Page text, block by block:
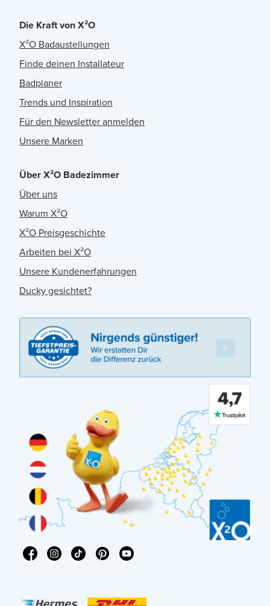
Die Kraft von X²O
X²O Badaustellungen
Finde deinen Installateur
Badplaner
Trends und Inspiration
Für den Newsletter anmelden
Unsere Marken
Über X²O Badezimmer
Über uns
Warum X²O
X²O Preisgeschichte
Arbeiten bei X²O
Unsere Kundenerfahrungen
Ducky gesichtet?